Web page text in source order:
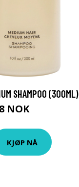
SHAMPOO (300ML)
NOK
KJØP NÅ